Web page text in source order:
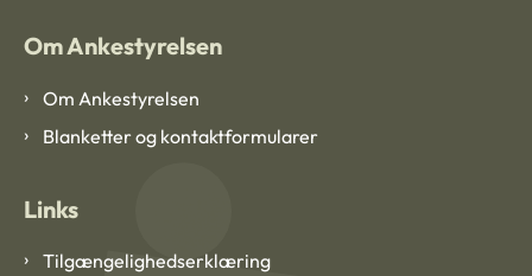
Om Ankestyrelsen
Om Ankestyrelsen
Blanketter og kontaktformularer
Links
Tilgængelighedserklæring